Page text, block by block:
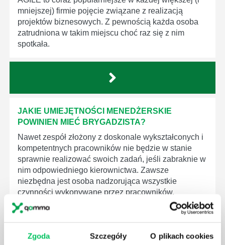
Zgoda Szczegóły O plikach cookies
mniejszej) firmie pojęcie związane z realizacją
projektów biznesowych. Z pewnością każda osoba
zatrudniona w takim miejscu choć raz się z nim
spotkała.
JAKIE UMIEJĘTNOŚCI MENEDŻERSKIE
POWINIEN MIEĆ BRYGADZISTA?
Nawet zespół złożony z doskonale wykształconych i
kompetentnych pracowników nie będzie w stanie
sprawnie realizować swoich zadań, jeśli zabraknie w
nim odpowiedniego kierownictwa. Zawsze
niezbędna jest osoba nadzorująca wszystkie
czynności wykonywane przez pracowników.